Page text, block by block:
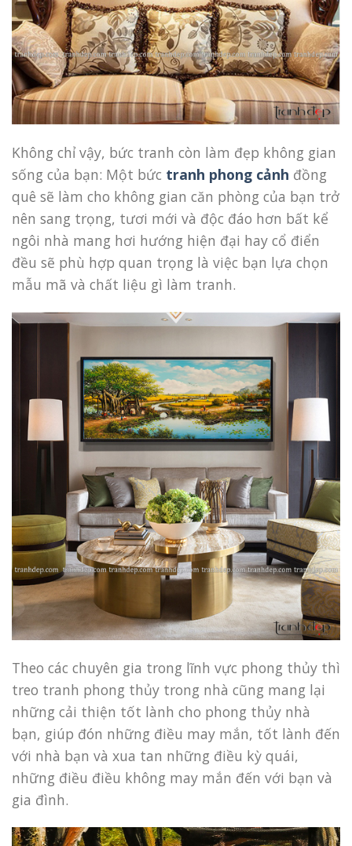
Không chỉ vậy, bức tranh còn làm đẹp không gian
sống của bạn: Một bức tranh phong cảnh đồng
quê sẽ làm cho không gian căn phòng của bạn trở
nên sang trọng, tươi mới và độc đáo hơn bất kể
ngôi nhà mang hơi hướng hiện đại hay cổ điển
đều sẽ phù hợp quan trọng là việc bạn lựa chọn
mẫu mã và chất liệu gì làm tranh.
Theo các chuyên gia trong lĩnh vực phong thủy thì
treo tranh phong thủy trong nhà cũng mang lại
những cải thiện tốt lành cho phong thủy nhà
bạn, giúp đón những điều may mắn, tốt lành đến
với nhà bạn và xua tan những điều kỳ quái,
những điều điều không may mắn đến với bạn và
gia đình.